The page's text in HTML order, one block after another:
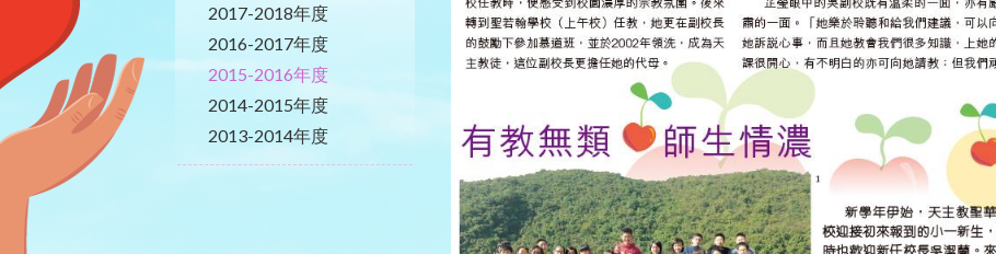
2017-2018年度
2016-2017年度
2015-2016年度
2014-2015年度
2013-2014年度